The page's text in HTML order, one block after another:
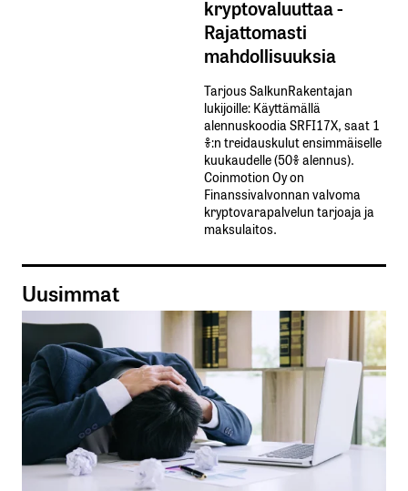
kryptovaluuttaa -
Rajattomasti
mahdollisuuksia
Tarjous SalkunRakentajan
lukijoille: Käyttämällä​ ​
alennuskoodia​ ​SRFI17X,​ ​saat​ ​1
%:n treidauskulut​ ​ensimmäiselle​ ​
kuukaudelle​ ​(50%​ ​alennus).
Coinmotion Oy on
Finanssivalvonnan valvoma
kryptovarapalvelun tarjoaja ja
maksulaitos.
Uusimmat